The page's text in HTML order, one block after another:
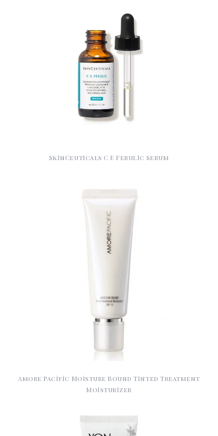
SkinCeuticals C E Ferulic Serum
Amore Pacific Moisture Bound Tinted Treatment
Moisturizer